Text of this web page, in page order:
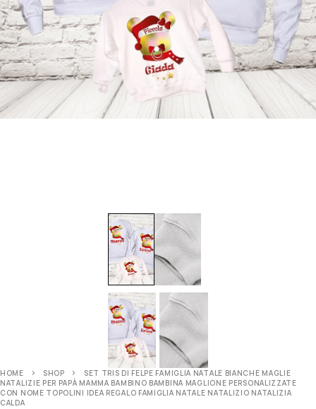
HOME SHOP
SET TRIS DI FELPE FAMIGLIA NATALE BIANCHE MAGLIE
NATALIZIE PER PAPÀ MAMMA BAMBINO BAMBINA MAGLIONE PERSONALIZZATE
CON NOME TOPOLINI IDEA REGALO FAMIGLIA NATALE NATALIZIO NATALIZIA
CALDA